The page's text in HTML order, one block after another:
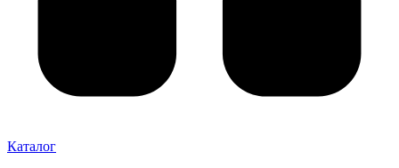
Каталог